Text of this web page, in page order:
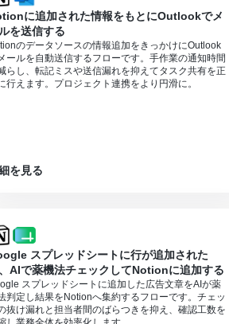
合は設定しているフローボットのオペレ
のアプリや機能（オペレーション）を使用
に追加された情報をもとにOutlookでメ
を送信する
のデータソースの情報追加をきっかけにOutlook
ールを自動送信するフローです。手作業の通知時間
らし、転記ミスや送信漏れを抑えてタスク共有を正
行えます。プロジェクト連携をより円滑に。
を見る
スプレッドシートに行が追加された
AIで薬機法チェックしてNotionに追加する
スプレッドシートに追加した広告文章をAIが薬
判定し結果をNotionへ集約するフローです。チェッ
抜け漏れと担当者間のばらつきを抑え、確認工数を